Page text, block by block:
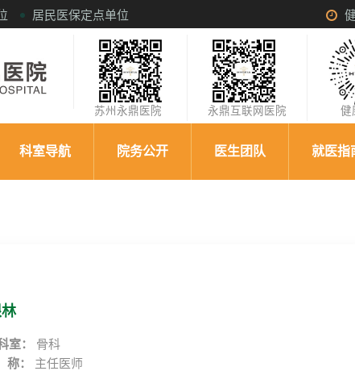
居民医保定点单位
苏州永鼎医院 永鼎互联网医院 健
科室导航 院务公开 医生团队 就医指
室： 骨科
：
主任医师